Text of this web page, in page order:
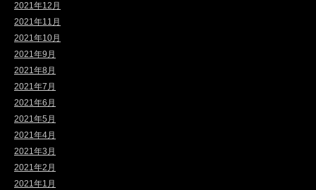
2021年12月
2021年11月
2021年10月
2021年9月
2021年8月
2021年7月
2021年6月
2021年5月
2021年4月
2021年3月
2021年2月
2021年1月